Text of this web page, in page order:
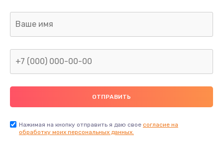
Заказать
Ремонт или замена флоуметра
2000 руб.
Заказать
Нажимая на кнопку отправить я даю свое согласие на
обработку моих персональных данных.